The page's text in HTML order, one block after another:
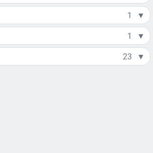
1 ▼
1 ▼
23 ▼